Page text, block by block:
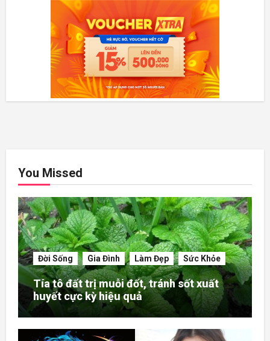
You Missed
Đời Sống Gia Đình Làm Đẹp Sức Khỏe
Tía tô đất trị muỗi đốt, tránh sốt xuất
huyết cực kỳ hiệu quả